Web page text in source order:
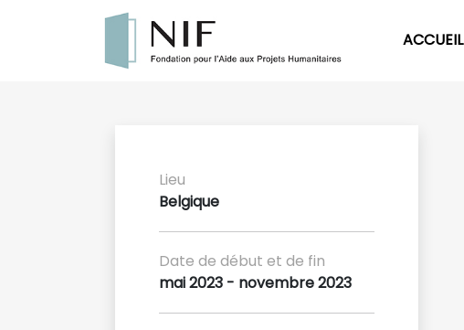
ACCUEIL
Lieu
Belgique
Date de début et de fin
mai 2023 - novembre 2023